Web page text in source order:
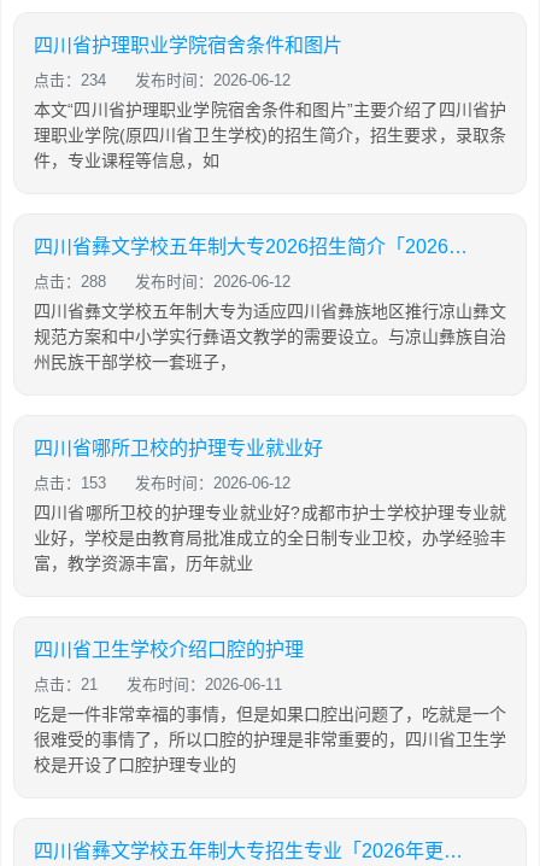
四川省护理职业学院宿舍条件和图片
点击：234 发布时间：2026-06-12
本文“四川省护理职业学院宿舍条件和图片”主要介绍了四川省护
理职业学院(原四川省卫生学校)的招生简介，招生要求，录取条
件，专业课程等信息，如
四川省彝文学校五年制大专2026招生简介「2026年更新」
点击：288 发布时间：2026-06-12
四川省彝文学校五年制大专为适应四川省彝族地区推行凉山彝文
规范方案和中小学实行彝语文教学的需要设立。与凉山彝族自治
州民族干部学校一套班子，
四川省哪所卫校的护理专业就业好
点击：153 发布时间：2026-06-12
四川省哪所卫校的护理专业就业好?成都市护士学校护理专业就
业好，学校是由教育局批准成立的全日制专业卫校，办学经验丰
富，教学资源丰富，历年就业
四川省卫生学校介绍口腔的护理
点击：21 发布时间：2026-06-11
吃是一件非常幸福的事情，但是如果口腔出问题了，吃就是一个
很难受的事情了，所以口腔的护理是非常重要的，四川省卫生学
校是开设了口腔护理专业的
四川省彝文学校五年制大专招生专业「2026年更新」